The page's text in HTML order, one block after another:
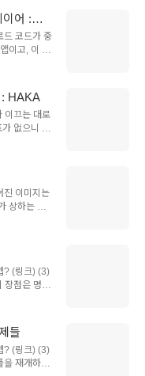
학).역시나
새로운 버
업데이트
올해 2월부
도 매번 엄
까? 한 2~3
나씩 앱을
어 :
드 코드가 중
이고, 이 앱
래도 저번
큼 어설픈
업무 중에
티브를 갖
야기는 대
되고, 음
놓치면
: HAKA
이끄는 대로
없으니 늘
등등의
회사원이
려서 대충
귀가했어.
를 평소에
을 만들어
진 이미지는
상하는 느
를 해결하
미는 카메
. AI는 업무
질 수도 없
회에 참가하
분양받아
지만 만들
? (링크) (3)
장점은 명확
기에 최적
를 나누는
도를 찾을
여러 개의
는 여러 독
들
? (링크) (3)
재개하다.